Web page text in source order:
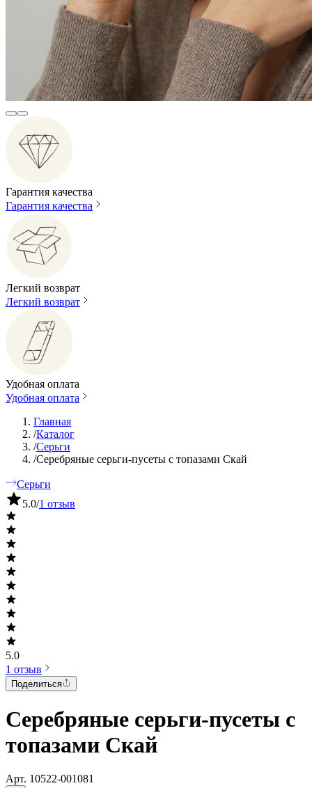
Гарантия качества
Гарантия качества
Легкий возврат
Легкий возврат
Удобная оплата
Удобная оплата
Главная
/Каталог
/Серьги
/Серебряные серьги-пусеты с топазами Скай
Серьги
5.0/1 отзыв
5.0
1 отзыв
Поделиться
Серебряные серьги-пусеты с
топазами Скай
Арт. 10522-001081